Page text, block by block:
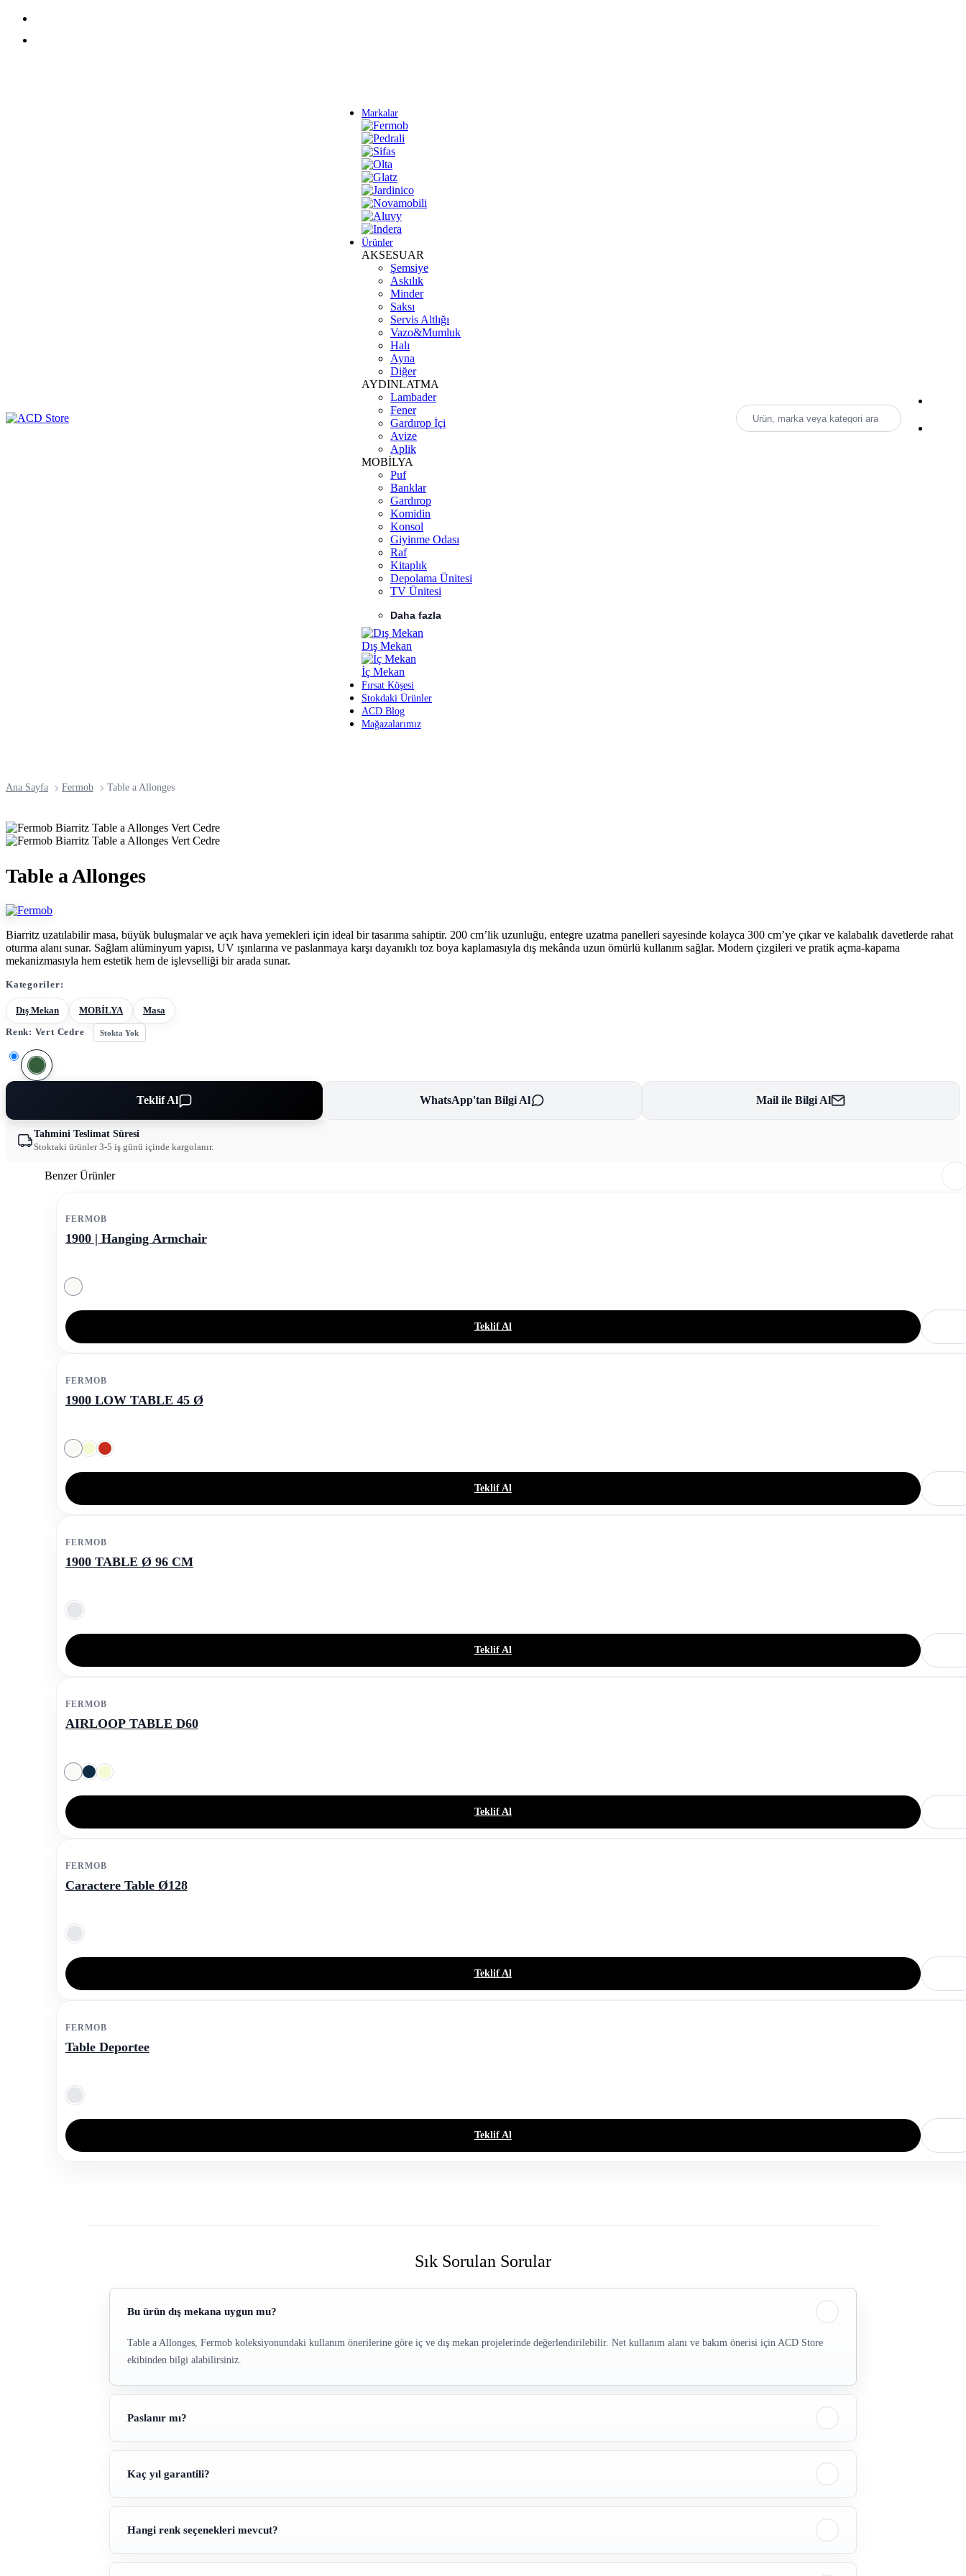
Ürün, marka veya kategori ara
Markalar
Ürünler
AKSESUAR
Şemsiye
Askılık
Minder
Saksı
Servis Altlığı
Vazo&Mumluk
Halı
Ayna
Diğer
AYDINLATMA
Lambader
Fener
Gardırop İçi
Avize
Aplik
MOBİLYA
Puf
Banklar
Gardırop
Komidin
Konsol
Giyinme Odası
Raf
Kitaplık
Depolama Ünitesi
TV Ünitesi
Daha fazla
Dış Mekan
İç Mekan
Fırsat Köşesi
Stokdaki Ürünler
ACD Blog
Mağazalarımız
Ana Sayfa Fermob Table a Allonges
Table a Allonges
Biarritz uzatılabilir masa, büyük buluşmalar ve açık hava yemekleri için ideal bir tasarıma sahiptir. 200 cm’lik uzunluğu, entegre uzatma panelleri sayesinde kolayca 300 cm’ye çıkar ve kalabalık davetlerde rahat
oturma alanı sunar. Sağlam alüminyum yapısı, UV ışınlarına ve paslanmaya karşı dayanıklı toz boya kaplamasıyla dış mekânda uzun ömürlü kullanım sağlar. Modern çizgileri ve pratik açma-kapama
mekanizmasıyla hem estetik hem de işlevselliği bir arada sunar.
Kategoriler:
Dış Mekan MOBİLYA
Masa
Renk: Vert Cedre Stokta Yok
Teklif Al WhatsApp'tan Bilgi Al Mail ile Bilgi Al
Tahmini Teslimat Süresi
Stoktaki ürünler 3-5 iş günü içinde kargolanır.
Benzer Ürünler
FERMOB
1900 | Hanging Armchair
Teklif Al
FERMOB
1900 LOW TABLE 45 Ø
Teklif Al
FERMOB
1900 TABLE Ø 96 CM
Teklif Al
FERMOB
AIRLOOP TABLE D60
Teklif Al
FERMOB
Caractere Table Ø128
Teklif Al
FERMOB
Table Deportee
Teklif Al
Sık Sorulan Sorular
Bu ürün dış mekana uygun mu?
Table a Allonges, Fermob koleksiyonundaki kullanım önerilerine göre iç ve dış mekan projelerinde değerlendirilebilir. Net kullanım alanı ve bakım önerisi için ACD Store
ekibinden bilgi alabilirsiniz.
Paslanır mı?
Kaç yıl garantili?
Hangi renk seçenekleri mevcut?